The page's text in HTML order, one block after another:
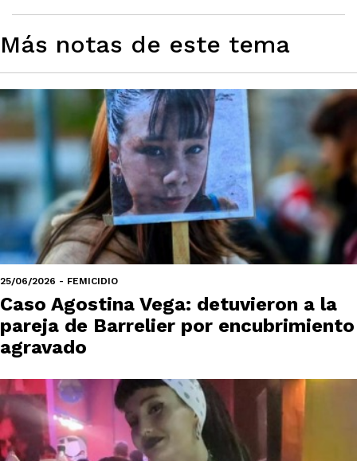
Más notas de este tema
25/06/2026 - FEMICIDIO
Caso Agostina Vega: detuvieron a la
pareja de Barrelier por encubrimiento
agravado